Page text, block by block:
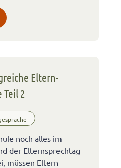
Eltern-
Teil 2
noch alles im
der Elternsprechtag
müssen Eltern